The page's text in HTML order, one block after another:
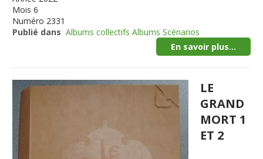
Mois 6
Numéro 2331
Publié dans Albums collectifs Albums Scénarios
En savoir plus...
LE
GRAND
MORT 1
ET 2